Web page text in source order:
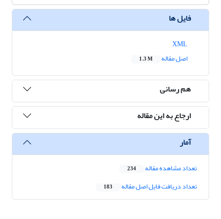
فایل ها
اصل مقاله
1.3 M
هم رسانی
ارجاع به این مقاله
آمار
تعداد مشاهده مقاله 234
تعداد دریافت فایل اصل مقاله 183